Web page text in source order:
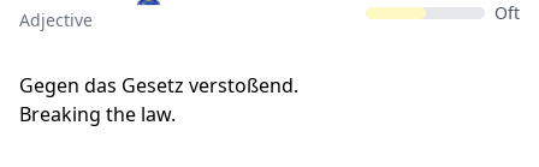
Adjective Oft
Gegen das Gesetz verstoßend.
Breaking the law.